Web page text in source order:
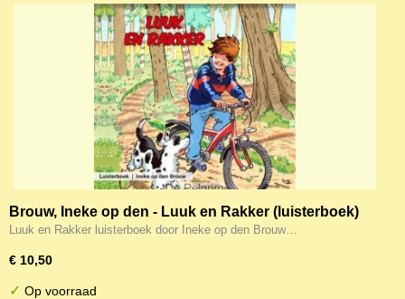
Brouw, Ineke op den - Luuk en Rakker (luisterboek)
Luuk en Rakker luisterboek door Ineke op den Brouw…
€ 10,50
✓ Op voorraad